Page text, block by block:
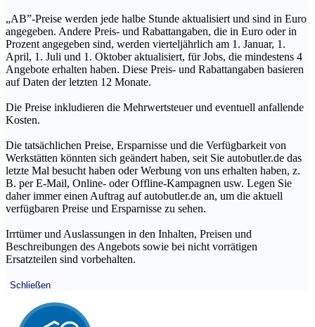
„AB”-Preise werden jede halbe Stunde aktualisiert und sind in Euro
angegeben. Andere Preis- und Rabattangaben, die in Euro oder in
Prozent angegeben sind, werden vierteljährlich am 1. Januar, 1.
April, 1. Juli und 1. Oktober aktualisiert, für Jobs, die mindestens 4
Angebote erhalten haben. Diese Preis- und Rabattangaben basieren
auf Daten der letzten 12 Monate.
Die Preise inkludieren die Mehrwertsteuer und eventuell anfallende
Kosten.
Die tatsächlichen Preise, Ersparnisse und die Verfügbarkeit von
Werkstätten könnten sich geändert haben, seit Sie autobutler.de das
letzte Mal besucht haben oder Werbung von uns erhalten haben, z.
B. per E-Mail, Online- oder Offline-Kampagnen usw. Legen Sie
daher immer einen Auftrag auf autobutler.de an, um die aktuell
verfügbaren Preise und Ersparnisse zu sehen.
Irrtümer und Auslassungen in den Inhalten, Preisen und
Beschreibungen des Angebots sowie bei nicht vorrätigen
Ersatzteilen sind vorbehalten.
Schließen